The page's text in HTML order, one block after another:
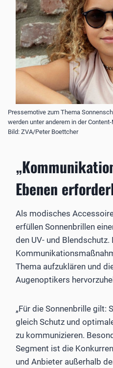
Pressemotive zum Thema
werden unter anderem in der
Bild: ZVA/Peter Boettcher
Ebenen
Als modisches
erfüllen Sonnenbrillen
den UV- und Blendschutz.
Thema aufzuklären und
Augenoptikers
„Für die Sonnenbrille gilt:
gleich Schutz und
zu kommunizieren.
Segment ist die
und Anbieter außerhalb